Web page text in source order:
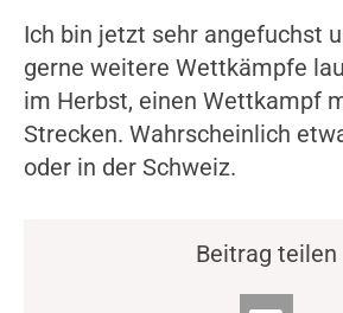
Ich bin jetzt sehr angefuchst
gerne weitere Wettkämpfe
im Herbst, einen Wettkampf
Strecken. Wahrscheinlich
oder in der Schweiz.
Beitrag teilen